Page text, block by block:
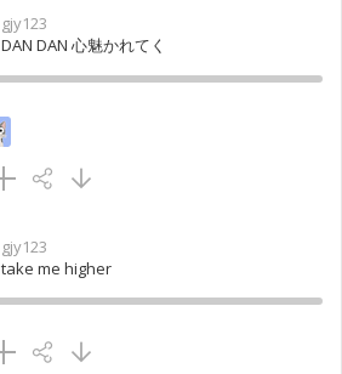
gjy123
DAN DAN 心魅かれてく
gjy123
take me higher